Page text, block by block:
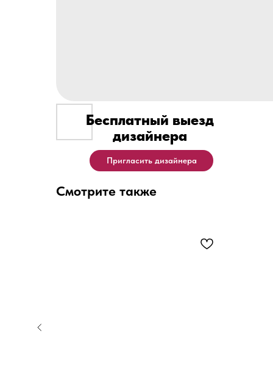
Смотрите также
Бесплатный выезд
дизайнера
Пригласить дизайнера